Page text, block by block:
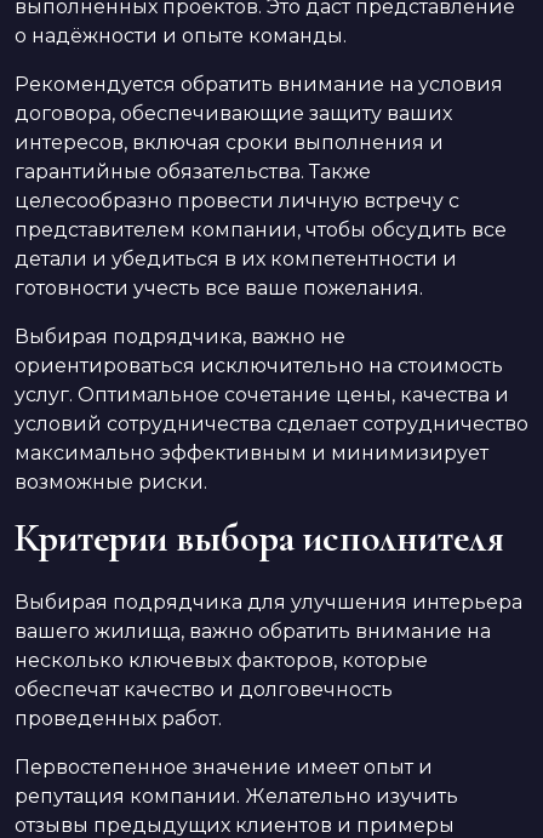
выполненных проектов. Это даст представление
о надёжности и опыте команды.
Рекомендуется обратить внимание на условия
договора, обеспечивающие защиту ваших
интересов, включая сроки выполнения и
гарантийные обязательства. Также
целесообразно провести личную встречу с
представителем компании, чтобы обсудить все
детали и убедиться в их компетентности и
готовности учесть все ваше пожелания.
Выбирая подрядчика, важно не
ориентироваться исключительно на стоимость
услуг. Оптимальное сочетание цены, качества и
условий сотрудничества сделает сотрудничество
максимально эффективным и минимизирует
возможные риски.
Критерии выбора исполнителя
Выбирая подрядчика для улучшения интерьера
вашего жилища, важно обратить внимание на
несколько ключевых факторов, которые
обеспечат качество и долговечность
проведенных работ.
Первостепенное значение имеет опыт и
репутация компании. Желательно изучить
отзывы предыдущих клиентов и примеры